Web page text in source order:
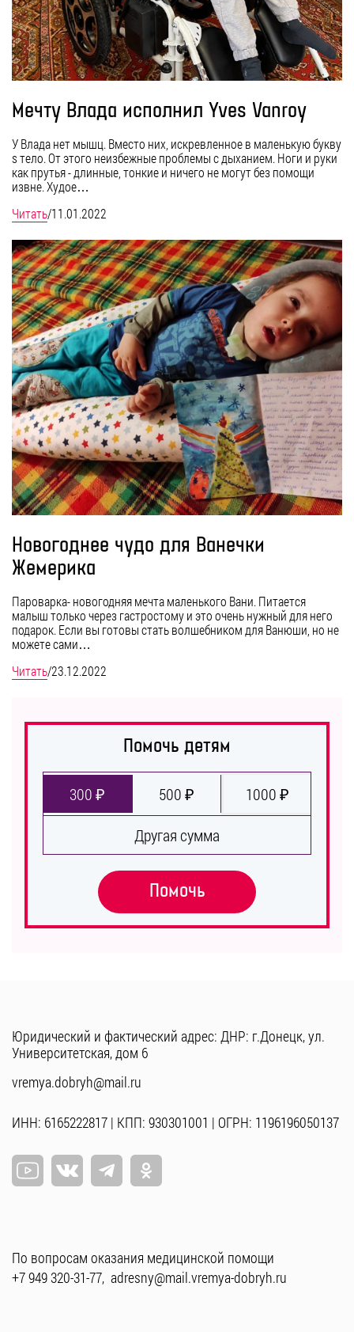
Мечту Влада исполнил Yves Vanroy
У Влада нет мышц. Вместо них, искревленное в маленькую букву
s тело. От этого неизбежные проблемы с дыханием. Ноги и руки
как прутья - длинные, тонкие и ничего не могут без помощи
извне. Худое…
Читать/11.01.2022
Новогоднее чудо для Ванечки
Жемерика
Пароварка- новогодняя мечта маленького Вани. Питается
малыш только через гастростому и это очень нужный для него
подарок. Если вы готовы стать волшебником для Ванюши, но не
можете сами…
Читать/23.12.2022
Помочь детям
300 ₽ 500 ₽
1000 ₽
Другая сумма
Помочь
Юридический и фактический адрес: ДНР: г.Донецк, ул.
Университетская, дом 6
vremya.dobryh@mail.ru
ИНН: 6165222817 | КПП: 930301001 | ОГРН: 1196196050137
По вопросам оказания медицинской помощи
+7 949 320-31-77, adresny@mail.vremya-dobryh.ru